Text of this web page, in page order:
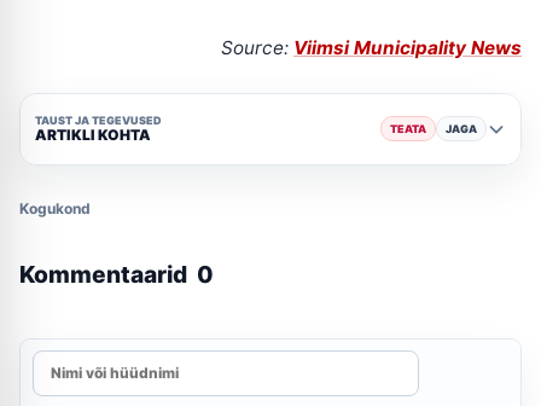
Source: Viimsi Municipality News
TAUST JA TEGEVUSED
ARTIKLI KOHTA TEATA JAGA
Kogukond
Kommentaarid 0